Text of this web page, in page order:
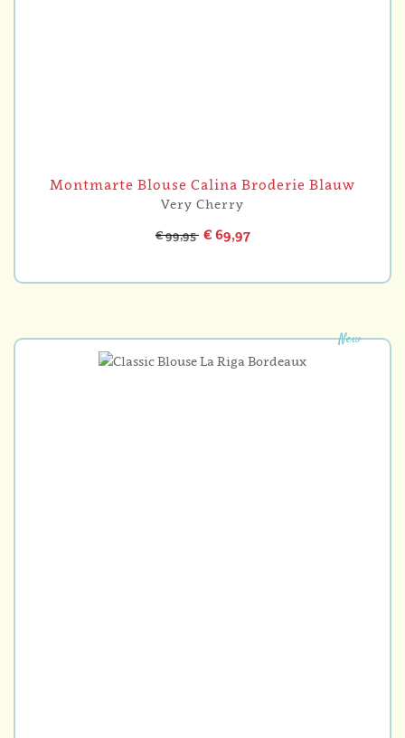
Montmarte Blouse Calina Broderie Blauw
Very Cherry
€ 99,95 € 69,97
New